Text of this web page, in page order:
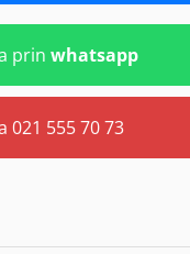
prin whatsapp
021 555 70 73